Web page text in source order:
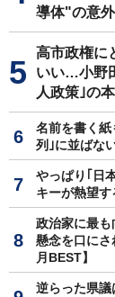
導体"の意
高市政権に
いい…小野
人政策｣の
名前を書く
列｣に並ばな
やっぱり｢日
キーが熱望
政治家に最
懸念を口に
月BEST】
逆らった県